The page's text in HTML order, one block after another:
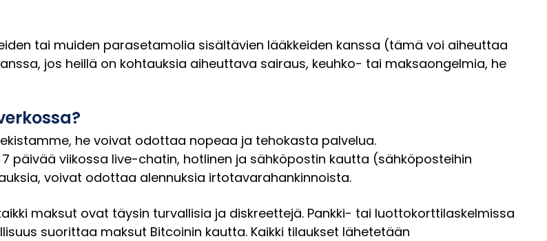
tai muiden parasetamolia sisältävien lääkkeiden kanssa (tämä voi aiheuttaa
jos heillä on kohtauksia aiheuttava sairaus, keuhko- tai maksaongelmia, he
he voivat odottaa nopeaa ja tehokasta palvelua.
päivää viikossa live-chatin, hotlinen ja sähköpostin kautta (sähköposteihin
voivat odottaa alennuksia irtotavarahankinnoista.
maksut ovat täysin turvallisia ja diskreettejä. Pankki- tai luottokorttilaskelmissa
suorittaa maksut Bitcoinin kautta. Kaikki tilaukset lähetetään